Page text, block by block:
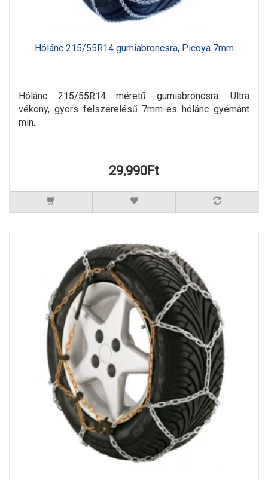
Hólánc 215/55R14 gumiabroncsra, Picoya 7mm
Hólánc 215/55R14 méretű gumiabroncsra. Ultra
vékony, gyors felszerelésű 7mm-es hólánc gyémánt
min..
29,990Ft